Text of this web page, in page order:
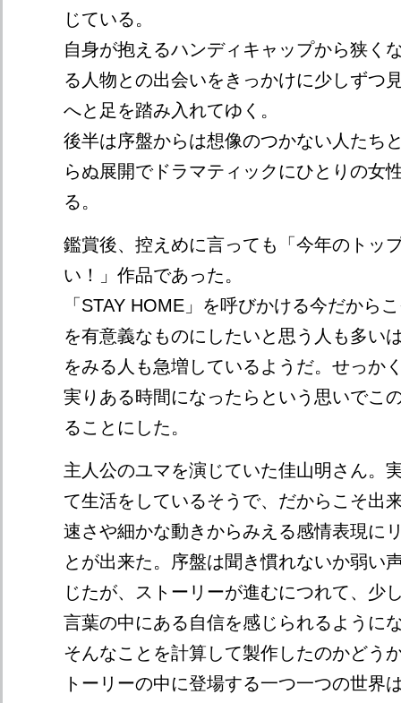
じている。
自身が抱えるハンディキャップから狭く
る人物との出会いをきっかけに少しずつ
へと足を踏み入れてゆく。
後半は序盤からは想像のつかない人たち
らぬ展開でドラマティックにひとりの女
る。
鑑賞後、控えめに言っても「今年のトッ
い！」作品であった。
「STAY HOME」を呼びかける今だから
を有意義なものにしたいと思う人も多い
をみる人も急増しているようだ。せっか
実りある時間になったらという思いでこ
ることにした。
主人公のユマを演じていた佳山明さん。
て生活をしているそうで、だからこそ出
速さや細かな動きからみえる感情表現に
とが出来た。序盤は聞き慣れないか弱い
じたが、ストーリーが進むにつれて、少
言葉の中にある自信を感じられるように
そんなことを計算して製作したのかどう
トーリーの中に登場する一つ一つの世界